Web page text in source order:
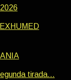
tirada…